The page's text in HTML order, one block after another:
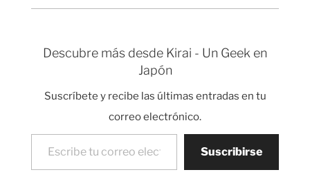
algún día…
Además las podéis
que…
Descubre más desde Kirai - Un Geek en
Japón
Suscríbete y recibe las últimas entradas en tu
correo electrónico.
Escribe tu correo electrónico…
Suscribirse